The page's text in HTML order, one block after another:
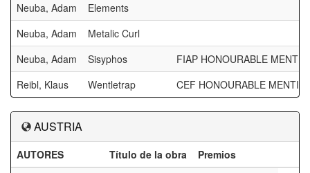
Neuba, Adam
Elements
Neuba, Adam
Metalic Curl
Neuba, Adam
Sisyphos
FIAP HONOURABLE
Reibl, Klaus
Wentletrap CEF HONOURABLE
AUSTRIA
AUTORES Título de la obra
Premios